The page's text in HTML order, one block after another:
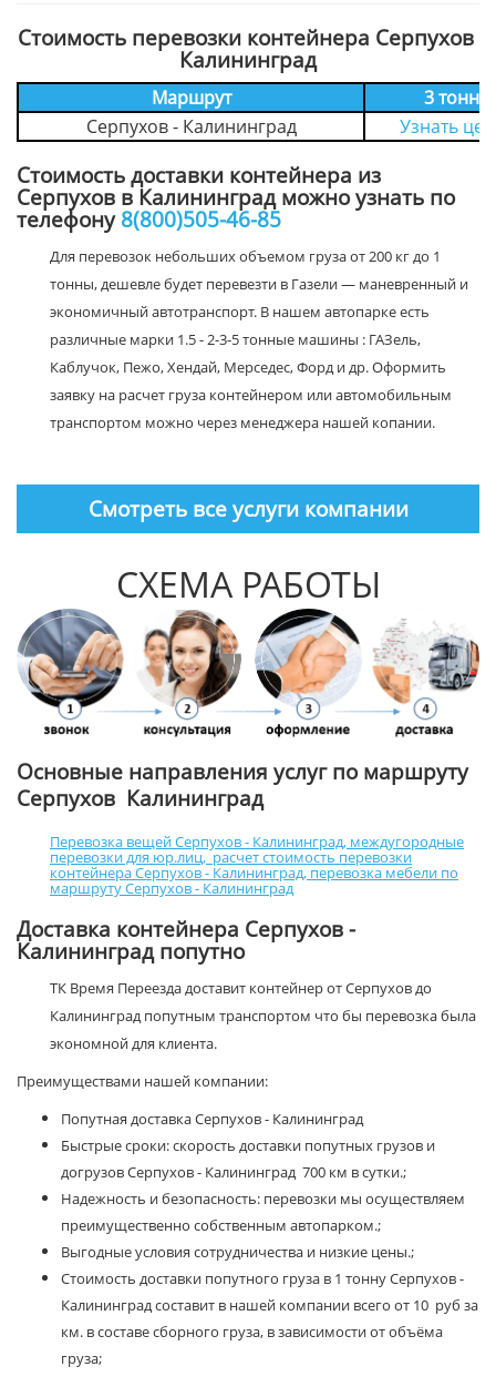
Стоимость перевозки контейнера Серпухов
Калининград
Маршрут
3 тонн
Серпухов - Калининград
Узнать
Стоимость доставки контейнера из
Серпухов в Калининград можно узнать по
телефону 8(800)505-46-85
Для перевозок небольших объемом груза от 200 кг до 1
тонны, дешевле будет перевезти в Газели — маневренный и
экономичный автотранспорт. В нашем автопарке есть
различные марки 1.5 - 2-3-5 тонные машины : ГАЗель,
Каблучок, Пежо, Хендай, Мерседес, Форд и др. Оформить
заявку на расчет груза контейнером или автомобильным
транспортом можно через менеджера нашей копании.
Смотреть все услуги компании
СХЕМА РАБОТЫ
Основные направления услуг по маршруту
Серпухов Калининград
Перевозка вещей Серпухов - Калининград, междугородные
перевозки для юр.лиц,расчет стоимость перевозки
контейнера Серпухов - Калининград, перевозка мебели по
маршруту Серпухов - Калининград
Доставка контейнера Серпухов -
Калининград попутно
ТК Время Переезда доставит контейнер от Серпухов до
Калининград попутным транспортом что бы перевозка была
экономной для клиента.
Преимуществами нашей компании:
Попутная доставка Серпухов - Калининград
Быстрые сроки: скорость доставки попутных грузов и
догрузов Серпухов - Калининград 700 км в сутки.;
Надежность и безопасность: перевозки мы осуществляем
преимущественно собственным автопарком.;
Выгодные условия сотрудничества и низкие цены.;
Стоимость доставки попутного груза в 1 тонну Серпухов -
Калининград составит в нашей компании всего от 10 руб за
км. в составе сборного груза, в зависимости от объёма
груза;